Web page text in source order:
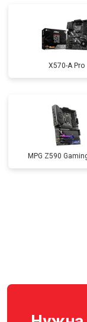
X570-A Pro
MPG Z590